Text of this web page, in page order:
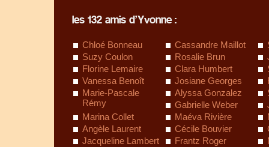
les 132 amis d’Yvonne :
Chloé Bonneau Cassandre Maillot
Suzy Coulon
Rosalie Brun
Florine Lemaire
Clara Humbert
Vanessa Benoît
Josiane Georges
Marie-Pascale
Rémy
Alyssa Gonzalez
Gabrielle Weber
Marina Collet
Maéva Rivière
Angèle Laurent
Cécile Bouvier
Jacqueline Lambert
Frantz Roger